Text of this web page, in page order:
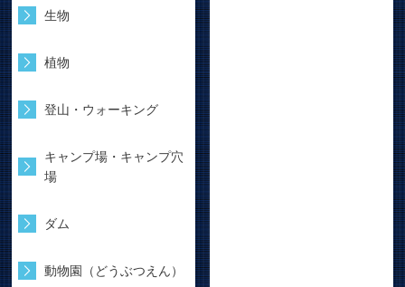
生物
植物
登山・ウォーキング
キャンプ場・キャンプ穴
場
ダム
動物園（どうぶつえん）